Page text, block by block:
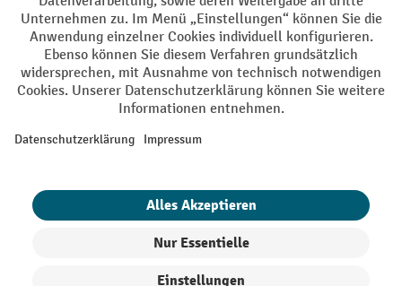
AGB Impressum Datenschutz
Barrierefreiheit Privacy Settings
Alle Preise exkl. gesetzl. Mehrwertsteuer zzgl.Versandkosten und ggf.
Nachnahmegebühren, wenn nicht anders angegeben.
¹ Der Rabatt gilt so lange der Vorrat reicht. Der Rabatt gilt nicht auf
Erstregistrierung für den Newsletter gewährt. Der Gutschein ist 10
Tage gültig und kann ab einem Netto-Bestellwert von 250,- € online
eingelöst werden. Die Höhe des Rabatts variiert je nach
Arbeitsschutz | 5% auf Werkstatt, Betrieb, Transport, Stapeln und